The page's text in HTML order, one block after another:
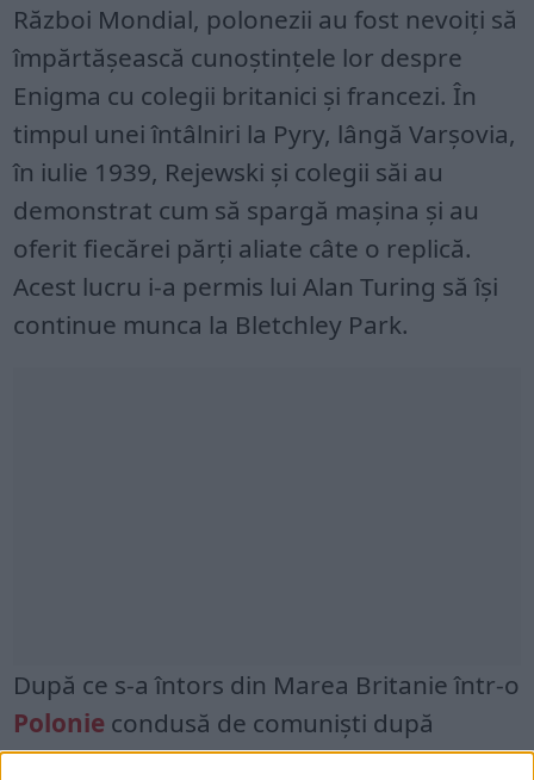
Război Mondial, polonezii au fost nevoiți să
împărtășească cunoștințele lor despre
Enigma cu colegii britanici și francezi. În
timpul unei întâlniri la Pyry, lângă Varșovia,
în iulie 1939, Rejewski și colegii săi au
demonstrat cum să spargă mașina și au
oferit fiecărei părți aliate câte o replică.
Acest lucru i-a permis lui Alan Turing să își
continue munca la Bletchley Park.
După ce s-a întors din Marea Britanie într-o
Polonie condusă de comuniști după
război, timp de multe decenii Rejewski nu a